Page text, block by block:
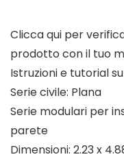
Clicca qui per
prodotto con il tuo
Istruzioni e tutorial
Serie civile: Plana
Serie modulari per
parete
Dimensioni: 2.23 x